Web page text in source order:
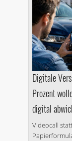
Digitale
Prozent
digital
Videocall